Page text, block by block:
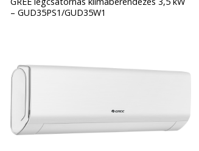
– GUD35PS1/GUD35W1